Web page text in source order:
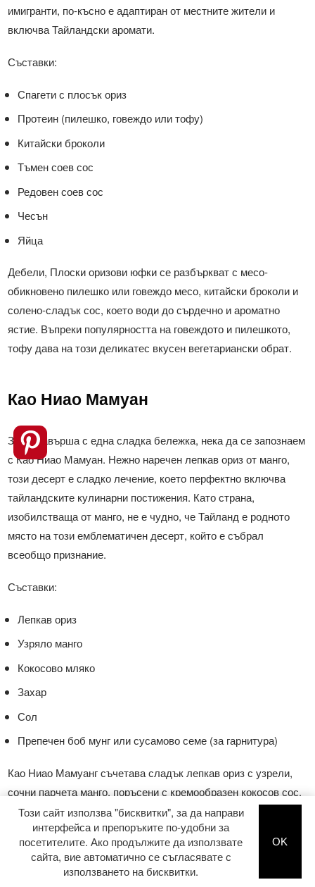
имигранти, по-късно е адаптиран от местните жители и
включва Тайландски аромати.
Съставки:
Спагети с плосък ориз
Протеин (пилешко, говеждо или тофу)
Китайски броколи
Тъмен соев сос
Редовен соев сос
Чесън
Яйца
Дебели, Плоски оризови юфки се разбъркват с месо-
обикновено пилешко или говеждо месо, китайски броколи и
солено-сладък сос, което води до сърдечно и ароматно
ястие. Въпреки популярността на говеждото и пилешкото,
тофу дава на този деликатес вкусен вегетариански обрат.
Као Ниао Мамуан
За да завърша с една сладка бележка, нека да се запознаем
с Као Ниао Мамуан. Нежно наречен лепкав ориз от манго,
този десерт е сладко лечение, което перфектно включва
тайландските кулинарни постижения. Като страна,
изобилстваща от манго, не е чудно, че Тайланд е родното
място на този емблематичен десерт, който е събрал
всеобщо признание.
Съставки:
Лепкав ориз
Узряло манго
Кокосово мляко
Захар
Сол
Препечен боб мунг или сусамово семе (за гарнитура)
Као Ниао Мамуанг съчетава сладък лепкав ориз с узрели,
сочни парчета манго, поръсени с кремообразен кокосов сос.
Колкото и да е странно, кокосовият сос се прави леко солен
- това подчертава вкуса му и се съчетава много добре със
сладкото манго. Въпреки че основната рецепта остава почти
същата, някои вариации могат да се добавят, например
Този сайт използва "бисквитки", за да направи
интерфейса и препоръките по-удобни за
посетителите. Ако продължите да използвате
сайта, вие автоматично се съгласявате с
използването на бисквитки.
OK